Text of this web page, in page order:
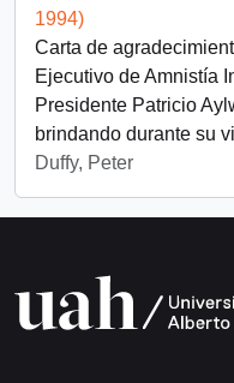
1994)
Carta de
Ejecutivo de Amnistía
Presidente Patricio
brindando durante su
Duffy, Peter